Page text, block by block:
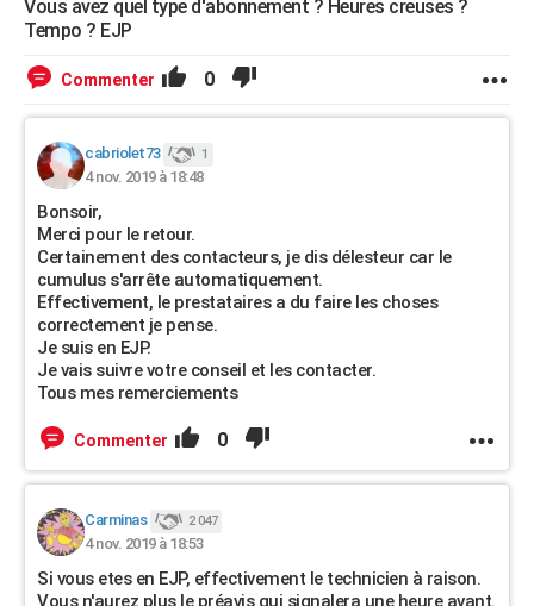
Vous avez quel type d'abonnement ? Heures creuses ?
Tempo ? EJP
Commenter 0
cabriolet73 1
4 nov. 2019 à 18:48
Bonsoir,
Merci pour le retour.
Certainement des contacteurs, je dis délesteur car le
cumulus s'arrête automatiquement.
Effectivement, le prestataires a du faire les choses
correctement je pense.
Je suis en EJP.
Je vais suivre votre conseil et les contacter.
Tous mes remerciements
Commenter 0
Carminas 2 047
4 nov. 2019 à 18:53
Si vous etes en EJP, effectivement le technicien à raison.
Vous n'aurez plus le préavis qui signalera une heure avant.